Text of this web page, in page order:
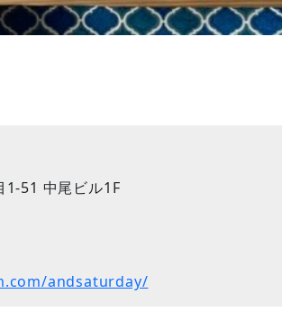
1-51 中尾ビル1F
andsaturday/